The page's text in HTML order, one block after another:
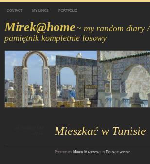
CONTACT MY LINKS PORTFOLIO
Mirek@home~ my random diary /
pamiętnik kompletnie losowy
Mieszkać w Tunisie
Postedby Mirek Majewski in Polskie wpisy